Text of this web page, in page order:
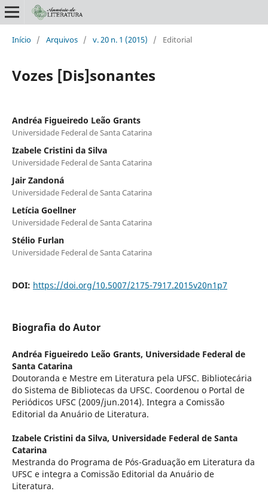
Início / Arquivos / v. 20 n. 1 (2015) / Editorial
Vozes [Dis]sonantes
Andréa Figueiredo Leão Grants
Universidade Federal de Santa Catarina
Izabele Cristini da Silva
Universidade Federal de Santa Catarina
Jair Zandoná
Universidade Federal de Santa Catarina
Letícia Goellner
Universidade Federal de Santa Catarina
Stélio Furlan
Universidade Federal de Santa Catarina
DOI: https://doi.org/10.5007/2175-7917.2015v20n1p7
Biografia do Autor
Andréa Figueiredo Leão Grants, Universidade Federal de
Santa Catarina
Doutoranda e Mestre em Literatura pela UFSC. Bibliotecária
do Sistema de Bibliotecas da UFSC. Coordenou o Portal de
Periódicos UFSC (2009/jun.2014). Integra a Comissão
Editorial da Anuário de Literatura.
Izabele Cristini da Silva, Universidade Federal de Santa
Catarina
Mestranda do Programa de Pós-Graduação em Literatura da
UFSC e integra a Comissão Editorial da Anuário de
Literatura.